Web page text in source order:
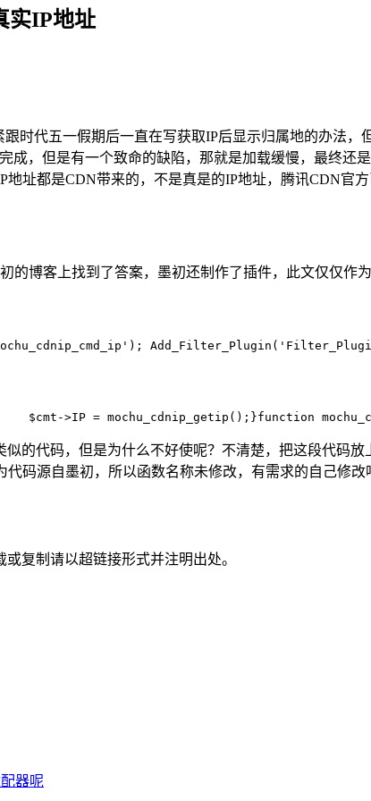
实IP地址
时代五一假期后一直在写获取IP后显示归属地的办法
成，但是有一个致命的缺陷，那就是加载缓慢，最终还
地址都是CDN带来的，不是真是的IP地址，腾讯CDN官
博客上找到了答案，墨初还制作了插件，此文仅仅作为
$cmt->IP = mochu_cdnip_getip();}function
的代码，但是为什么不好使呢？不清楚，把这段代码
码源自墨初，所以函数名称未修改，有需求的自己修
复制请以超链接形式并注明出处。
器呢